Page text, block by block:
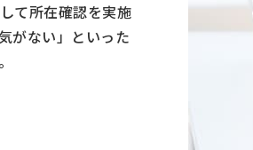
て所在確認を実施
がない」といった